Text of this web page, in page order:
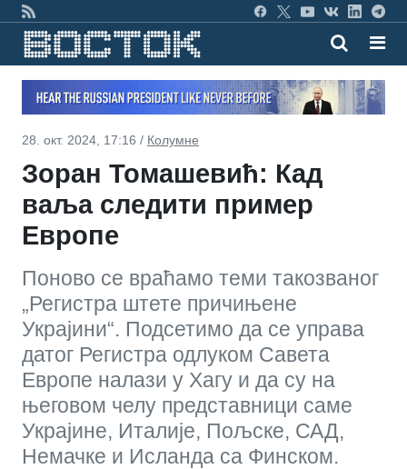
28. окт. 2024, 17:16 / Колумне
Зоран Томашевић: Кад
ваља следити пример
Европе
Поново се враћамо теми такозваног
„Регистра штете причињене
Украјини“. Подсетимо да се управа
датог Регистра одлуком Савета
Европе налази у Хагу и да су на
његовом челу представници саме
Украјине, Италије, Пољске, САД,
Немачке и Исланда са Финском.